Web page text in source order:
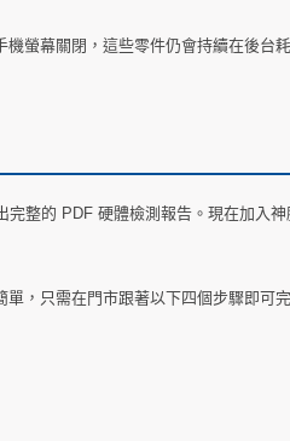
螢幕關閉，這些零件仍會持續在後台
整的 PDF 硬體檢測報告。現在加入神
，只需在門市跟著以下四個步驟即可完